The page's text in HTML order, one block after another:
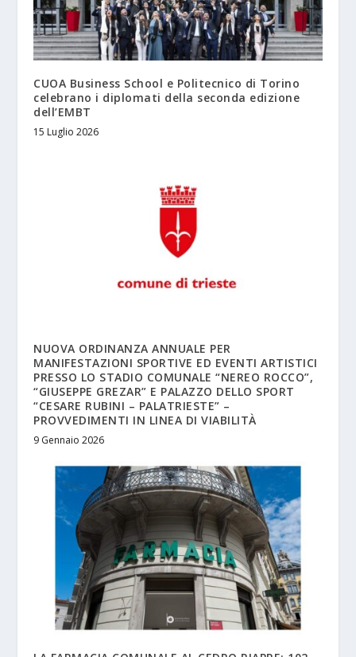
CUOA Business School e Politecnico di Torino
celebrano i diplomati della seconda edizione
dell’EMBT
15 Luglio 2026
NUOVA ORDINANZA ANNUALE PER
MANIFESTAZIONI SPORTIVE ED EVENTI ARTISTICI
PRESSO LO STADIO COMUNALE “NEREO ROCCO”,
“GIUSEPPE GREZAR” E PALAZZO DELLO SPORT
“CESARE RUBINI – PALATRIESTE” –
PROVVEDIMENTI IN LINEA DI VIABILITÀ
9 Gennaio 2026